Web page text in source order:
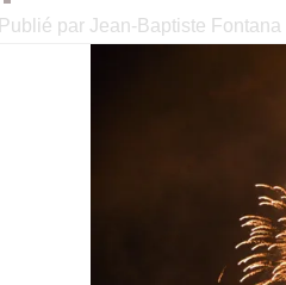
Publié par Jean-Baptiste